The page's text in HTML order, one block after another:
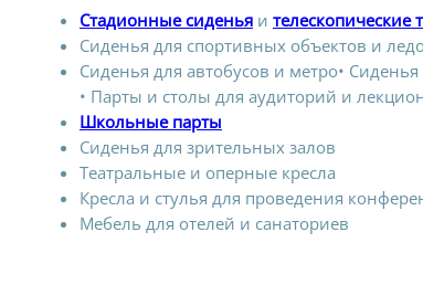
Cтадионные сиденья и телескопические
Сиденья для спортивных объектов и
Сиденья для автобусов и метро•
• Парты и столы для аудиторий и
Школьные парты
Сиденья для зрительных залов
Театральные и оперные кресла
Кресла и стулья для проведения
Мебель для отелей и санаториев